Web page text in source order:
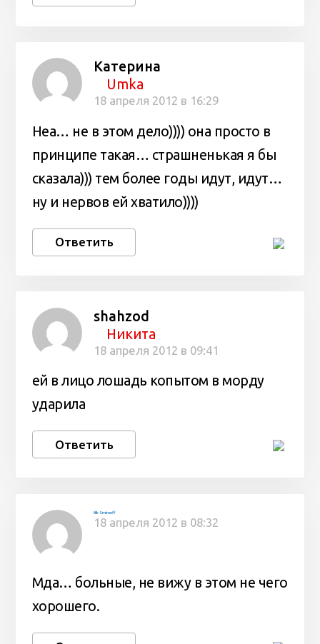
Катерина
Umka
18 апреля 2012 в 16:29
Неа… не в этом дело)))) она просто в
принципе такая… страшненькая я бы
сказала))) тем более годы идут, идут…
ну и нервов ей хватило))))
Ответить
shahzod
Никита
18 апреля 2012 в 09:41
ей в лицо лошадь копытом в морду
ударила
Ответить
Nik Smirnoff
18 апреля 2012 в 08:32
Мда… больные, не вижу в этом не чего
хорошего.